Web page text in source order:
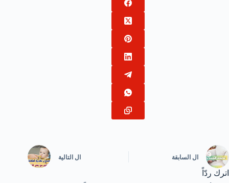
ال السابقة ال التالية
اترك ردّاً